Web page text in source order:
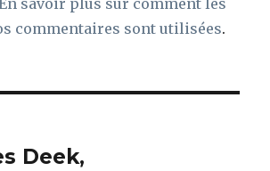
savoir plus sur comment les
commentaires sont utilisées.
Deek,